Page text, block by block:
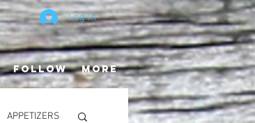
Log In
FOLLOW More
APPETIZERS